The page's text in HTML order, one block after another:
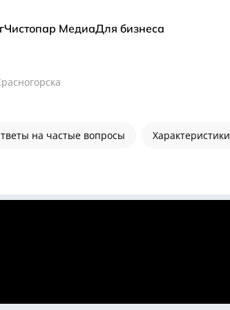
Чистопар МедиаДля бизнеса
на частые вопросы Характеристики